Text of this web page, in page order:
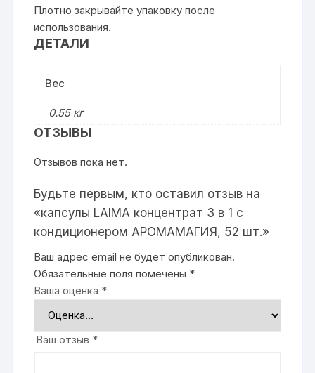
Плотно закрывайте упаковку после
использования.
ДЕТАЛИ
Вес
0.55 кг
ОТЗЫВЫ
Отзывов пока нет.
Будьте первым, кто оставил отзыв на
«капсулы LAIMA концентрат 3 в 1 с
кондиционером АРОМАМАГИЯ, 52 шт.»
Ваш адрес email не будет опубликован.
Обязательные поля помечены *
Ваша оценка *
Ваш отзыв *